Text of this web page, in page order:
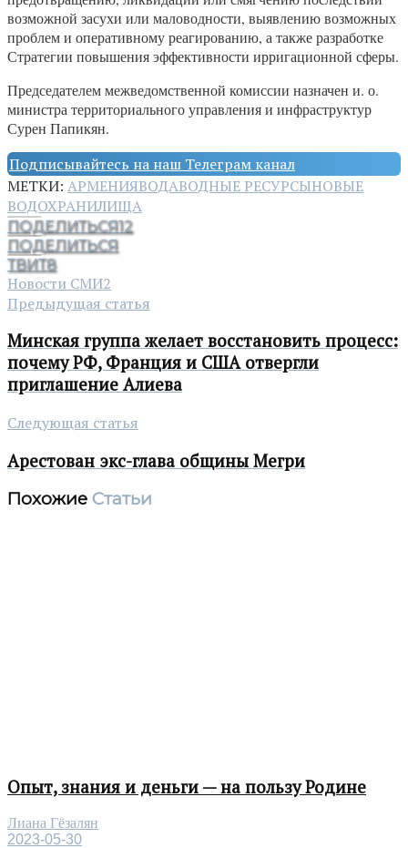
возможной засухи или маловодности, выявлению возможных
проблем и оперативному реагированию, а также разработке
Стратегии повышения эффективности ирригационной сферы.
Председателем межведомственной комиссии назначен и. о.
министра территориального управления и инфраструктур
Сурен Папикян.
Подписывайтесь на наш Телеграм канал
МЕТКИ: АРМЕНИЯВОДАВОДНЫЕ РЕСУРСЫНОВЫЕ
ВОДОХРАНИЛИЩА
ПОДЕЛИТЬСЯ12
ПОДЕЛИТЬСЯ
ТВИТ8
Новости СМИ2
Предыдущая статья
Минская группа желает восстановить процесс:
почему РФ, Франция и США отвергли
приглашение Алиева
Следующая статья
Арестован экс-глава общины Мегри
Похожие Статьи
Опыт, знания и деньги — на пользу Родине
Лиана Гёзалян
2023-05-30